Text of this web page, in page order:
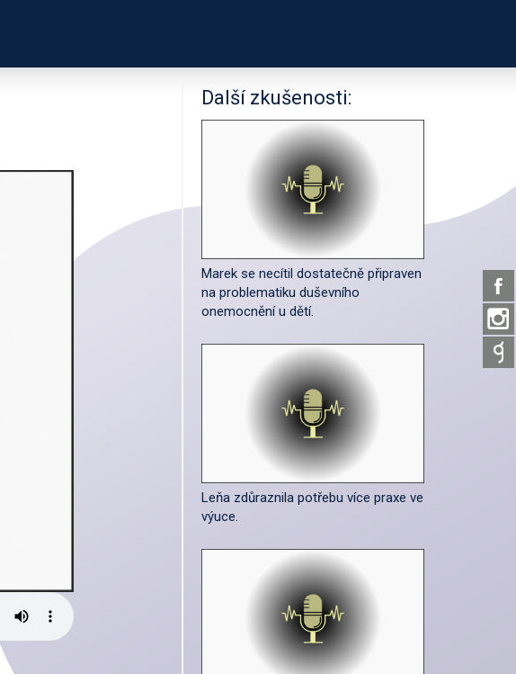
Další zkušenosti:
Marek se necítil dostatečně připraven
na problematiku duševního
onemocnění u dětí.
Leňa zdůraznila potřebu více praxe ve
výuce.